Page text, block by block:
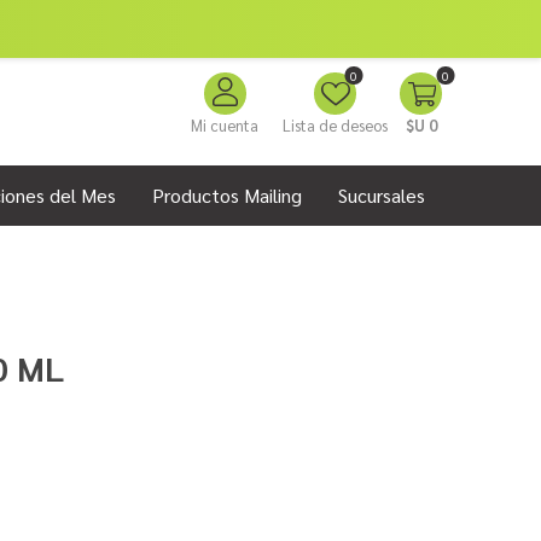
Mi cuenta Lista de deseos
0 0
$U 0
del Mes Productos Mailing Sucursales
ML